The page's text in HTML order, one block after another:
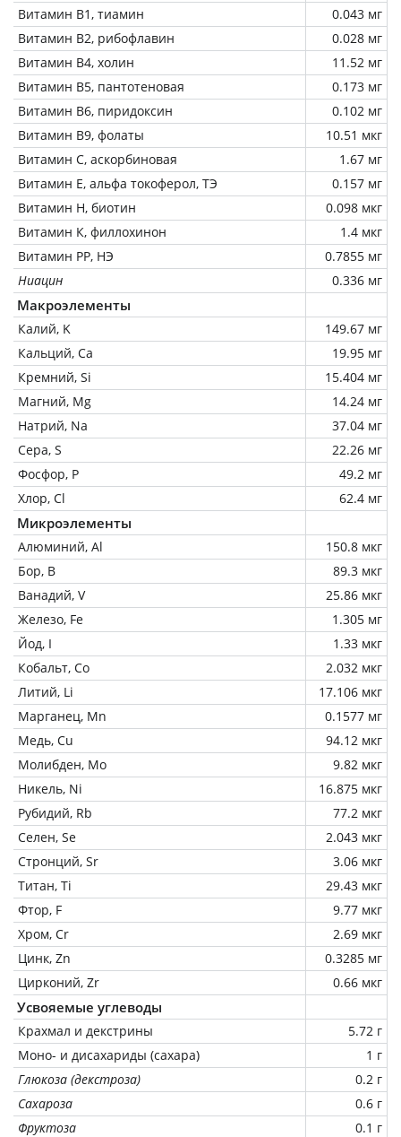
Витамин В1, тиамин
0.043 мг
Витамин В2, рибофлавин
0.028 мг
Витамин В4, холин
11.52 мг
Витамин В5, пантотеновая
0.173 мг
Витамин В6, пиридоксин
0.102 мг
Витамин В9, фолаты
10.51 мкг
Витамин C, аскорбиновая
1.67 мг
Витамин Е, альфа токоферол, ТЭ
0.157 мг
Витамин Н, биотин
0.098 мкг
Витамин К, филлохинон
1.4 мкг
Витамин РР, НЭ
0.7855 мг
Ниацин
0.336 мг
Макроэлементы
Калий, K
149.67 мг
Кальций, Ca
19.95 мг
Кремний, Si
15.404 мг
Магний, Mg
14.24 мг
Натрий, Na
37.04 мг
Сера, S
22.26 мг
Фосфор, P
49.2 мг
Хлор, Cl
62.4 мг
Микроэлементы
Алюминий, Al
150.8 мкг
Бор, B
89.3 мкг
Ванадий, V
25.86 мкг
Железо, Fe
1.305 мг
Йод, I
1.33 мкг
Кобальт, Co
2.032 мкг
Литий, Li
17.106 мкг
Марганец, Mn
0.1577 мг
Медь, Cu
94.12 мкг
Молибден, Mo
9.82 мкг
Никель, Ni
16.875 мкг
Рубидий, Rb
77.2 мкг
Селен, Se
2.043 мкг
Стронций, Sr
3.06 мкг
Титан, Ti
29.43 мкг
Фтор, F
9.77 мкг
Хром, Cr
2.69 мкг
Цинк, Zn
0.3285 мг
Цирконий, Zr
0.66 мкг
Усвояемые углеводы
Крахмал и декстрины
5.72 г
Моно- и дисахариды (сахара)
1 г
Глюкоза (декстроза)
0.2 г
Сахароза
0.6 г
Фруктоза
0.1 г